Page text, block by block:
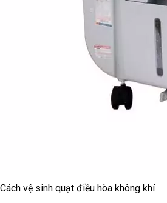
Cách vệ sinh quạt điều hòa không khí